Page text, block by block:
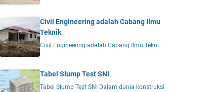
Civil Engineering adalah Cabang Ilmu
Teknik
Civil Engineering adalah Cabang Ilmu Tekni…
Tabel Slump Test SNI
Tabel Slump Test SNI Dalam dunia konstruksi